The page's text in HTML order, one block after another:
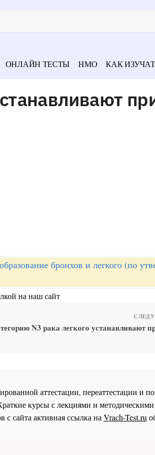
ОНЛАЙН ТЕСТЫ НМО КАК
бронхов и легкого (по
на наш сайт
N3 рака легкого устанавливают
аттестации, переаттестации
курсы с лекциями и
сайта активная ссылка наVrach-Test.ru